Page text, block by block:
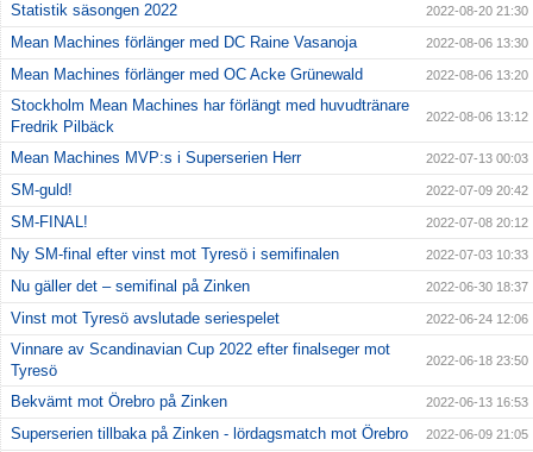
Statistik säsongen 2022 2022-08-20 21:30
Mean Machines förlänger med DC Raine Vasanoja 2022-08-06 13:30
Mean Machines förlänger med OC Acke Grünewald 2022-08-06 13:20
Stockholm Mean Machines har förlängt med huvudtränare
Fredrik Pilbäck
2022-08-06 13:12
Mean Machines MVP:s i Superserien Herr 2022-07-13 00:03
SM-guld! 2022-07-09 20:42
SM-FINAL! 2022-07-08 20:12
Ny SM-final efter vinst mot Tyresö i semifinalen 2022-07-03 10:33
Nu gäller det – semifinal på Zinken 2022-06-30 18:37
Vinst mot Tyresö avslutade seriespelet 2022-06-24 12:06
Vinnare av Scandinavian Cup 2022 efter finalseger mot
Tyresö
2022-06-18 23:50
Bekvämt mot Örebro på Zinken 2022-06-13 16:53
Superserien tillbaka på Zinken - lördagsmatch mot Örebro 2022-06-09 21:05